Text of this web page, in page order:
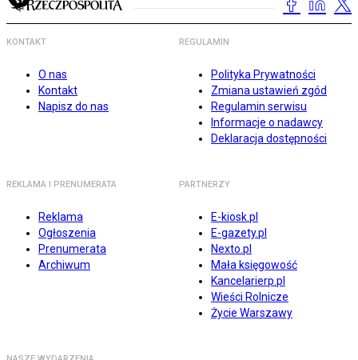
KONTAKT
O nas
Kontakt
Napisz do nas
REGULAMIN
Polityka Prywatności
Zmiana ustawień zgód
Regulamin serwisu
Informacje o nadawcy
Deklaracja dostępności
REKLAMA I PRENUMERATA
Reklama
Ogłoszenia
Prenumerata
Archiwum
PARTNERZY
E-kiosk.pl
E-gazety.pl
Nexto.pl
Mała księgowość
Kancelarierp.pl
Wieści Rolnicze
Życie Warszawy